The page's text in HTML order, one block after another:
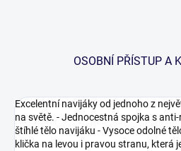
OSOBNÍ PŘÍSTUP A
Excelentní navijáky od jednoho z
na světě. - Jednocestná spojka s
štíhlé tělo navijáku - Vysoce odolné
klička na levou i pravou stranu, která